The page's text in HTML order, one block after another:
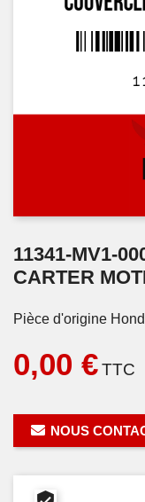
11341-MV1-
CARTER
Pièce d'origine
0,00 €TTC
NOUS